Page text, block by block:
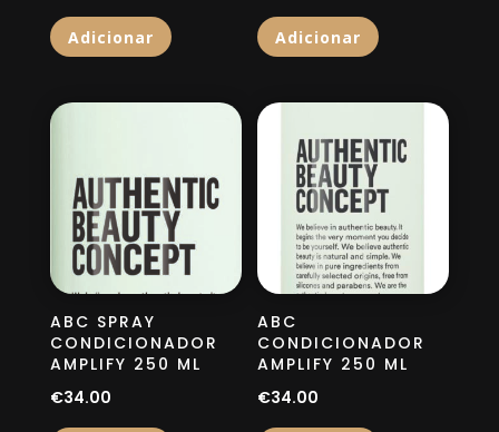
Adicionar Adicionar
ABC SPRAY
CONDICIONADOR
AMPLIFY 250 ML
€34.00
ABC
CONDICIONADOR
AMPLIFY 250 ML
€34.00